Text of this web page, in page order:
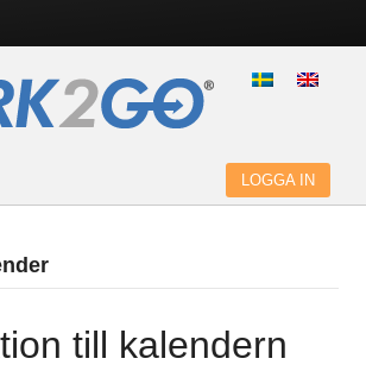
LOGGA IN
till kalendern